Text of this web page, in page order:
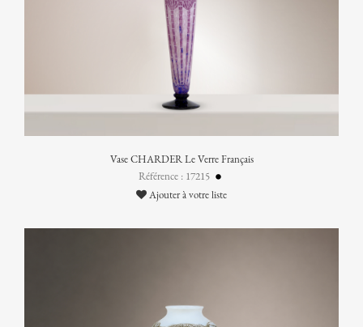
Vase CHARDER Le Verre Français
Référence : 17215
Ajouter à votre liste